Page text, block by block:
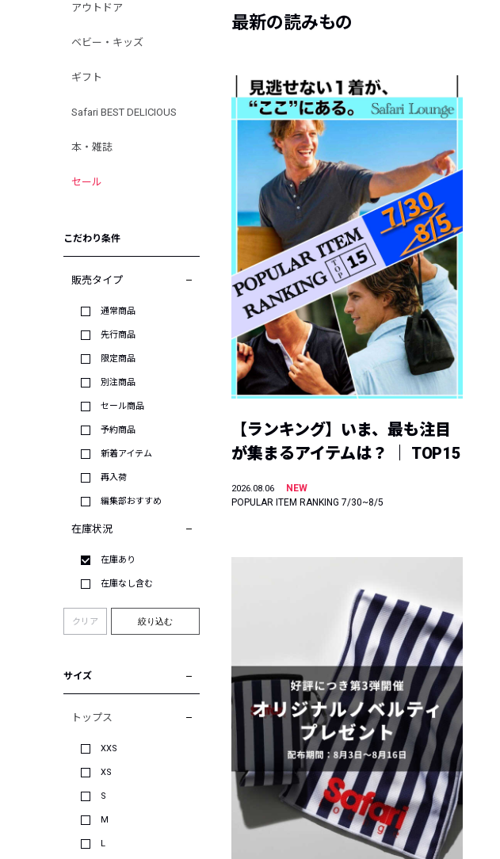
アウトドア
ベビー・キッズ
ギフト
Safari BEST DELICIOUS
本・雑誌
セール
こだわり条件
販売タイプ
通常商品
先行商品
限定商品
別注商品
セール商品
予約商品
新着アイテム
再入荷
編集部おすすめ
在庫状況
在庫あり
在庫なし含む
クリア 絞り込む
サイズ
トップス
XXS
XS
S
M
L
最新の読みもの
【ランキング】いま、最も注目
が集まるアイテムは？ ｜ TOP15
2026.08.06
NEW
POPULAR ITEM RANKING 7/30~8/5